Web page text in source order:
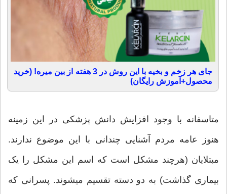
جای هر زخم و بخیه با این روش در 3 هفته از بین میره! (خرید
محصول+آموزش رایگان)
متاسفانه با وجود افزایش دانش پزشکی در این زمینه
هنوز عامه مردم آشنایی چندانی با این موضوع ندارند.
مبتلایان (هرچند مشکل است که اسم این مشکل را یک
بیماری گذاشت) به دو دسته تقسیم میشوند. پسرانی که